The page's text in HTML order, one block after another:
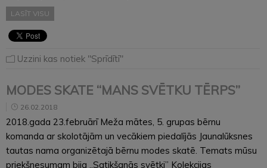
LASĪT VISU
Uzzini kas notiek "Sprīdītī"
MODES SKATE “MANS SVĒTKU TĒRPS”
26.02.2018
2018.gada 23.februārī Meža mātes, 5. grupas bērnu
komanda ar skolotājām un vecākiem piedalījās Jaunalūksnes
tautas nama organizētajā bērnu modes skatē. Temats mūsu
priekšnesumam bija „Satikšanās svētki” Kolekcijas